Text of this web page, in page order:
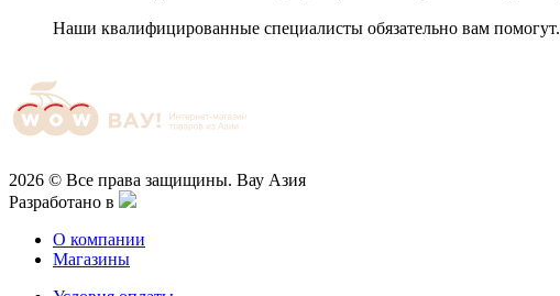
Наши квалифицированные специалисты обязательно вам помогут.
2026 © Все права защищины. Вау Азия
Разработано в
О компании
Магазины